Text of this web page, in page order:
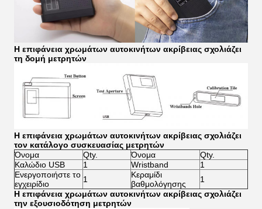
Η επιφάνεια χρωμάτων αυτοκινήτων ακρίβειας σχολιάζει
τη δομή μετρητών
Η επιφάνεια χρωμάτων αυτοκινήτων ακρίβειας σχολιάζει
τον κατάλογο συσκευασίας μετρητών
Όνομα
Qty. Όνομα
Qty.
Καλώδιο USB
1 Wristband
1
Ενεργοποιήστε το
εγχειρίδιο
1
Κεραμίδι
βαθμολόγησης
1
Η επιφάνεια χρωμάτων αυτοκινήτων ακρίβειας σχολιάζει
την εξουσιοδότηση μετρητών